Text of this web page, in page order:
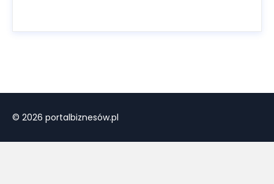
© 2026 portalbiznesów.pl